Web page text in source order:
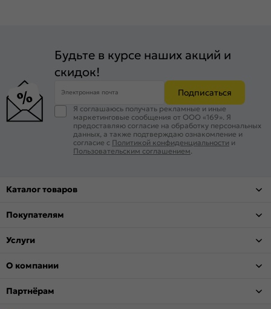
Будьте в курсе наших акций и
скидок!
Электронная почта Подписаться
Я соглашаюсь получать рекламные и иные
маркетинговые сообщения от ООО «169». Я
предоставляю согласие на обработку персональных
данных, а также подтверждаю ознакомление и
согласие с Политикой конфиденциальности и
Пользовательским соглашением
Каталог товаров
Покупателям
Услуги
О компании
Партнёрам